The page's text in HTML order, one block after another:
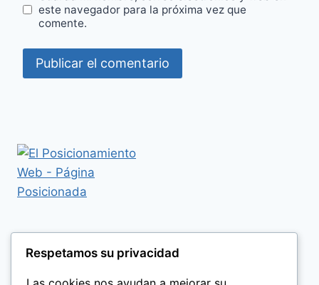
este navegador para la próxima vez que
comente.
Respetamos su privacidad